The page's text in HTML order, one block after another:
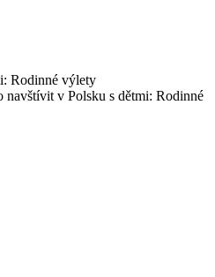
navštívit v Polsku s dětmi: Rodinné